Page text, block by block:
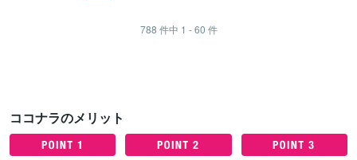
788 件中 1 - 60 件
ココナラのメリット